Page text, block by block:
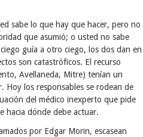
sabe lo que hay que hacer, pero no
que asumió; o usted no sabe
guía a otro ciego, los dos dan en
son catastróficos. El recurso
Avellaneda, Mitre) tenían un
Hoy los responsables se rodean de
del médico inexperto que pide
hacia dónde debe actuar.
por Edgar Morin, escasean